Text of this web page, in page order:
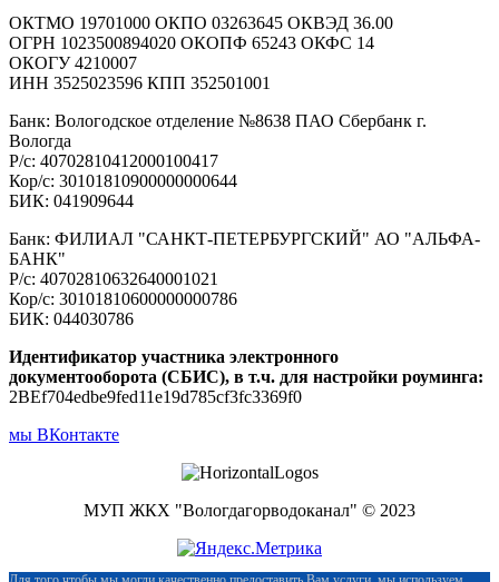
ОКТМО 19701000 ОКПО 03263645 ОКВЭД 36.00
ОГРН 1023500894020 ОКОПФ 65243 ОКФС 14
ОКОГУ 4210007
ИНН 3525023596 КПП 352501001
Банк: Вологодское отделение №8638 ПАО Сбербанк г.
Вологда
Р/с: 40702810412000100417
Кор/с: 30101810900000000644
БИК: 041909644
Банк: ФИЛИАЛ "САНКТ-ПЕТЕРБУРГСКИЙ" АО "АЛЬФА-
БАНК"
Р/с: 40702810632640001021
Кор/с: 30101810600000000786
БИК: 044030786
Идентификатор участника электронного
документооборота (СБИС), в т.ч. для настройки роуминга:
2BEf704edbe9fed11e19d785cf3fc3369f0
мы ВКонтакте
МУП ЖКХ "Вологдагорводоканал" © 2023